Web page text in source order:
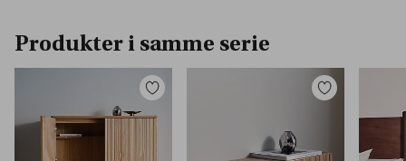
Produkter i samme serie
Tilføj
favoritter
Tilføj
favoritter